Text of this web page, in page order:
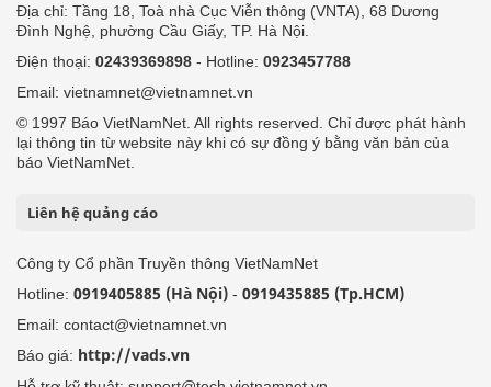
Địa chỉ: Tầng 18, Toà nhà Cục Viễn thông (VNTA), 68 Dương
Đình Nghệ, phường Cầu Giấy, TP. Hà Nội.
Điện thoại: 02439369898 - Hotline: 0923457788
Email: vietnamnet@vietnamnet.vn
© 1997 Báo VietNamNet. All rights reserved. Chỉ được phát hành
lại thông tin từ website này khi có sự đồng ý bằng văn bản của
báo VietNamNet.
Liên hệ quảng cáo
Công ty Cổ phần Truyền thông VietNamNet
Hotline: 0919405885 (Hà Nội) - 0919435885 (Tp.HCM)
Email: contact@vietnamnet.vn
Báo giá: http://vads.vn